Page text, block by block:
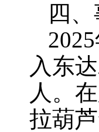
四
入东
人。
拉葫